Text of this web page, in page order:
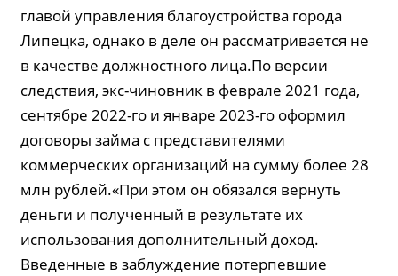
главой управления благоустройства города
Липецка, однако в деле он рассматривается не
в качестве должностного лица.По версии
следствия, экс-чиновник в феврале 2021 года,
сентябре 2022-го и январе 2023-го оформил
договоры займа с представителями
коммерческих организаций на сумму более 28
млн рублей.«При этом он обязался вернуть
деньги и полученный в результате их
использования дополнительный доход.
Введенные в заблуждение потерпевшие